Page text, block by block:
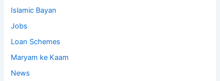
Islamic Bayan
Jobs
Loan Schemes
Maryam ke Kaam
News